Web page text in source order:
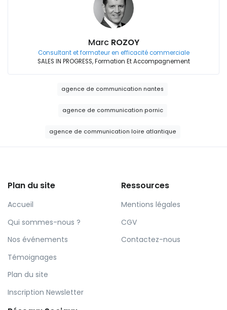
Marc ROZOY
Consultant et formateur en efficacité commerciale
SALES IN PROGRESS, Formation Et Accompagnement
agence de communication nantes
agence de communication pornic
agence de communication loire atlantique
Plan du site
Accueil
Qui sommes-nous ?
Nos événements
Témoignages
Plan du site
Inscription Newsletter
Ressources
Mentions légales
CGV
Contactez-nous